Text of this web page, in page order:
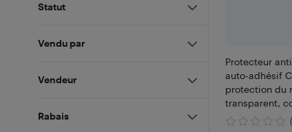
Protecteur
auto-adhésif
protection du
transparent,
Statut
Vendu par
Vendeur
Rabais